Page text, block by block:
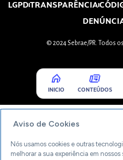
LGPDTRANSPARÊNCIA
© 2024 Sebrae/PR. Todos
INICIO CONTEÚDOS
Aviso de Cookies
Nós usamos cookies e outras
melhorar a sua experiência em